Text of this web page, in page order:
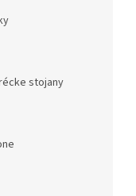
stojany